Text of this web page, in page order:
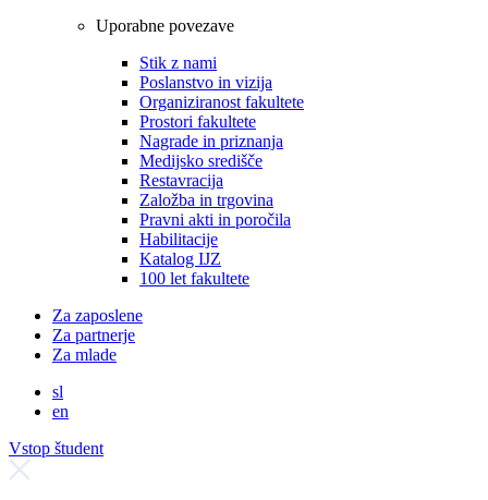
Uporabne povezave
Stik z nami
Poslanstvo in vizija
Organiziranost fakultete
Prostori fakultete
Nagrade in priznanja
Medijsko središče
Restavracija
Založba in trgovina
Pravni akti in poročila
Habilitacije
Katalog IJZ
100 let fakultete
Za zaposlene
Za partnerje
Za mlade
sl
en
Vstop študent